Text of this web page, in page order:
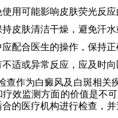
用可能影响皮肤荧光反应
皮肤清洁干燥，避免汗水
配合医生的操作，保持正
适或异常反应，应及时向
查作为白癜风及白斑相
疗效监测方面的价值是不
的医疗机构进行检查，并